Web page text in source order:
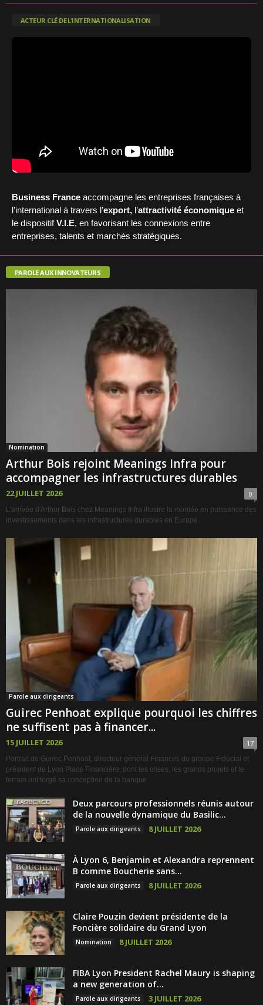
ACTEUR CLÉ DE L’INTERNATIONALISATION
Business France accompagne les entreprises françaises à
l’international à travers l’export, l’attractivité économique et
le dispositifV.I.E, en favorisant les connexions entre
entreprises, talents et marchés stratégiques.
PAROLE AUX INNOVATEURS
Nomination
Arthur Bois rejoint Meanings Infra pour
accompagner les infrastructures durables
22 JUILLET 2026 0
L'arrivée d'Arthur Bois chez Meanings Infra illustre la montée en puissance des
investissements dans les infrastructures durables en Europe.
Parole aux dirigeants
Guirec Penhoat explique pourquoi les chiffres
ne suffisent pas à financer...
15 JUILLET 2026 17
Portrait de Guirec Penhoat, directeur général Finances du groupe Fiducial et
président de Lyon Place Financière, dont les crises, les grands projets et le
terrain ont forgé sa conception de la banque.
Deux parcours professionnels réunis autour
de la nouvelle dynamique du Basilic...
Parole aux dirigeants 8 JUILLET 2026
À Lyon 6, Benjamin et Alexandra reprennent
B comme Boucherie sans...
Parole aux dirigeants 8 JUILLET 2026
Claire Pouzin devient présidente de la
Foncière solidaire du Grand Lyon
Nomination 8 JUILLET 2026
FIBA Lyon President Rachel Maury is shaping
a new generation of...
Parole aux dirigeants 3 JUILLET 2026